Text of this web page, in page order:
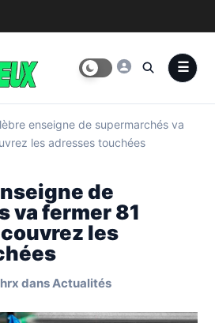
enseigne de supermarchés va
les adresses touchées
de
va fermer 81
les
dansActualités